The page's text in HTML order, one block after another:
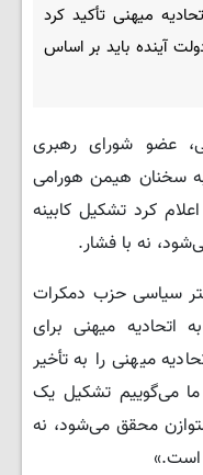
میهنی تأکید کرد
آینده باید بر اساس
عضو شورای رهبری
سخنان هیمن هورامی
کرد تشکیل کابینه
نه با فشار.
سیاسی حزب دمکرات
اتحادیه میهنی برای
میهنی را به تأخیر
می‌گوییم تشکیل یک
محقق می‌شود، نه
است.»